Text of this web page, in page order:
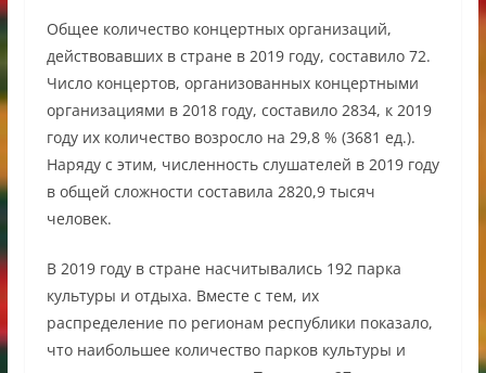
Общее количество концертных организаций,
действовавших в стране в 2019 году, составило 72.
Число концертов, организованных концертными
организациями в 2018 году, составило 2834, к 2019
году их количество возросло на 29,8 % (3681 ед.).
Наряду с этим, численность слушателей в 2019 году
в общей сложности составила 2820,9 тысяч
человек.
В 2019 году в стране насчитывались 192 парка
культуры и отдыха. Вместе с тем, их
распределение по регионам республики показало,
что наибольшее количество парков культуры и